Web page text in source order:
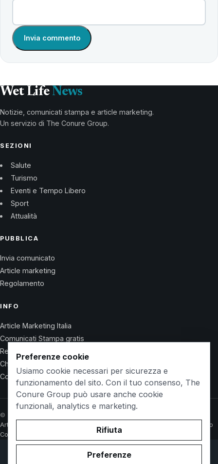
Wet Life News
Notizie, comunicati stampa e article marketing.
Un servizio di The Conure Group.
SEZIONI
Salute
Turismo
Eventi e Tempo Libero
Sport
Attualità
PUBBLICA
Invia comunicato
Article marketing
Regolamento
INFO
Article Marketing Italia
Comunicati Stampa gratis
Regolamento
Chi Siamo
Contatti
© 2026 Wet Life News · The Conure Group
Article Marketing Italia
Comunicati Stampa gratis
Chi Siamo
Contatti
© 2026 WetlifeVillaguardia.it. Owned and operated by
Preferenze cookie
Usiamo cookie necessari per sicurezza e
funzionamento del sito. Con il tuo consenso, The
Conure Group può usare anche cookie
funzionali, analytics e marketing.
Rifiuta
Preferenze